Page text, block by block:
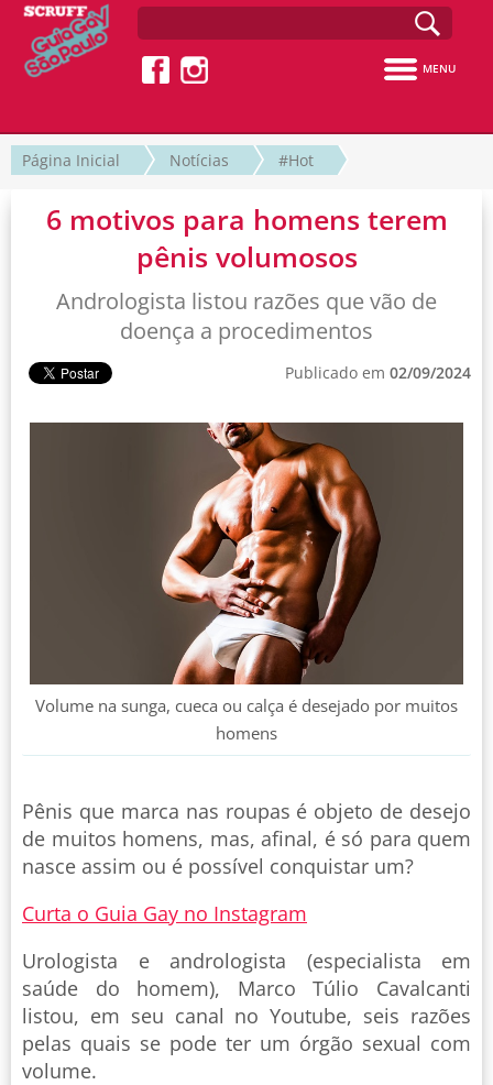
MENU
Página Inicial Notícias #Hot
6 motivos para homens terem
pênis volumosos
Andrologista listou razões que vão de
doença a procedimentos
Publicado em 02/09/2024
Volume na sunga, cueca ou calça é desejado por muitos
homens
Pênis que marca nas roupas é objeto de desejo
de muitos homens, mas, afinal, é só para quem
nasce assim ou é possível conquistar um?
Curta o Guia Gay no Instagram
Urologista e andrologista (especialista em
saúde do homem), Marco Túlio Cavalcanti
listou, em seu canal no Youtube, seis razões
pelas quais se pode ter um órgão sexual com
volume.